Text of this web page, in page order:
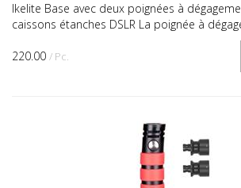
220.00 / Pc.
Ikelite Base avec deux poignées à
caissons étanches DSLR La poignée à
d'Ikelite permet de fixer et de retirer